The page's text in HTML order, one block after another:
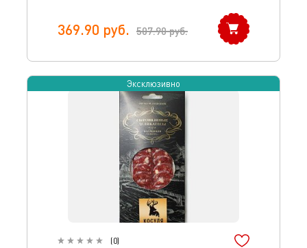
369.90 руб. 507.90руб.
Эксклюзивно
(0)